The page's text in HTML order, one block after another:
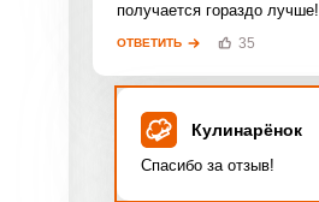
получается гораздо лучше!
ОТВЕТИТЬ 35
Кулинарёнок
Спасибо за отзыв!